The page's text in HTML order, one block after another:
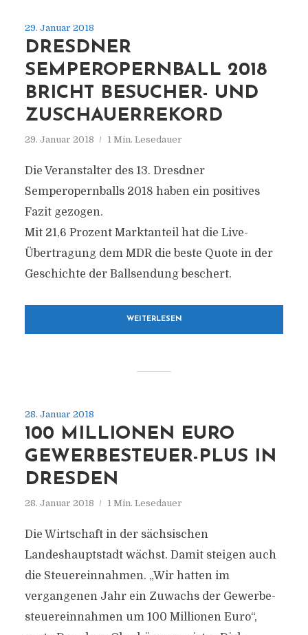
29. Januar 2018
DRESDNER
SEMPEROPERNBALL 2018
BRICHT BESUCHER- UND
ZUSCHAUERREKORD
29. Januar 2018 1 Min. Lesedauer
Die Veranstalter des 13. Dresdner
Semperopernballs 2018 haben ein positives
Fazit gezogen.
Mit 21,6 Prozent Marktanteil hat die Live-
Übertragung dem MDR die beste Quote in der
Geschichte der Ballsendung beschert.
WEITERLESEN
28. Januar 2018
100 MILLIONEN EURO
GEWERBESTEUER-PLUS IN
DRESDEN
28. Januar 2018 1 Min. Lesedauer
Die Wirtschaft in der sächsischen
Landeshauptstadt wächst. Damit steigen auch
die Steuereinnahmen. „Wir hatten im
vergangenen Jahr ein Zuwachs der Gewerbe-
steuereinnahmen um 100 Millionen Euro“,